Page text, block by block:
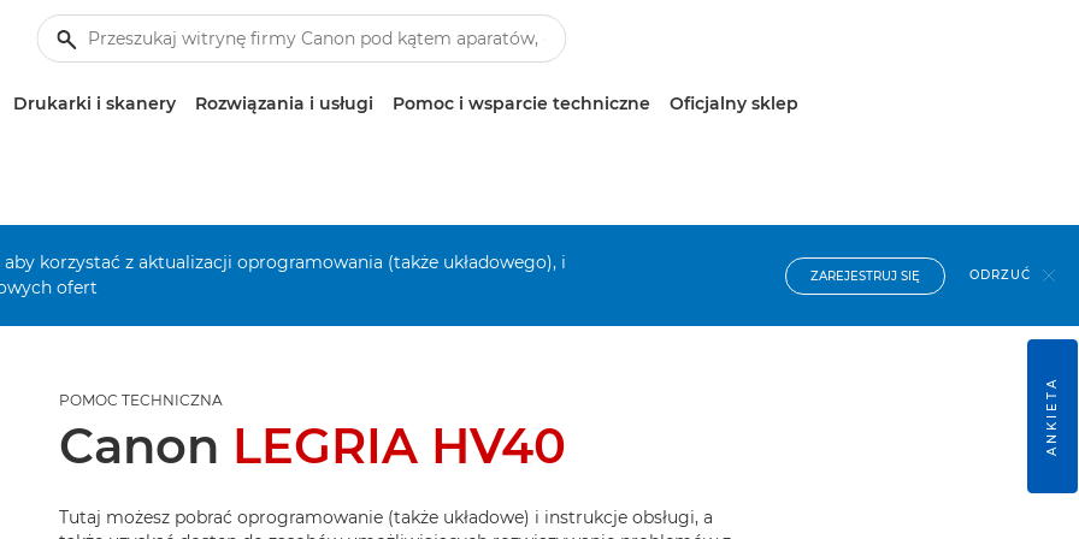
Drukarki i skanery Rozwiązania i usługi Pomoc i wsparcie techniczne Oficjalny sklep
korzystać z aktualizacji oprogramowania (także układowego), i
ofert
ZAREJESTRUJ SIĘ ODRZUĆ
POMOC TECHNICZNA
Canon LEGRIA HV40
Tutaj możesz pobrać oprogramowanie (także układowe) i instrukcje obsługi, a
ANKIETA